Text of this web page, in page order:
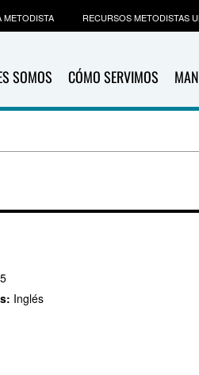
SOMOS CÓMO SERVIMOS
METODISTA RECURSOS METODISTAS
Inglés